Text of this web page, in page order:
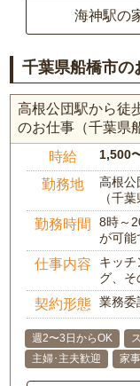
海神駅の
千葉県船橋市の
高根公団駅から徒
のお仕事（千葉県
時給 1,500
勤務地
高根公
（千
勤務時間
8時～
が可能
仕事内容
キッチ
グ、そ
契約形態 業務委
週2〜3日からOK
主婦･主夫歓迎
家